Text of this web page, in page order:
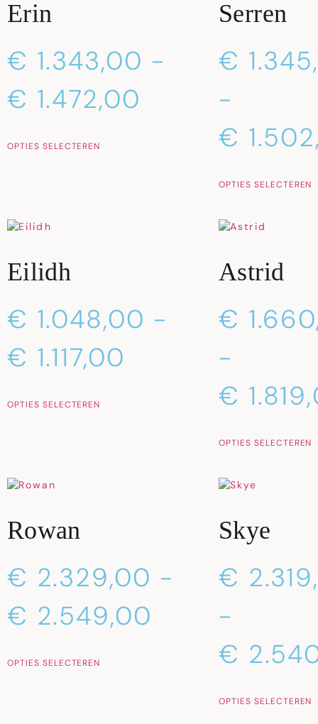
Erin
€ 1.343,00 -
€ 1.472,00
OPTIES SELECTEREN
Serren
€
-
€
OPTIES SELECTEREN
Eilidh
€ 1.048,00 -
€ 1.117,00
OPTIES SELECTEREN
Astrid
€
-
€
OPTIES SELECTEREN
Rowan
€ 2.329,00 -
€ 2.549,00
OPTIES SELECTEREN
Skye
€
-
€
OPTIES SELECTEREN